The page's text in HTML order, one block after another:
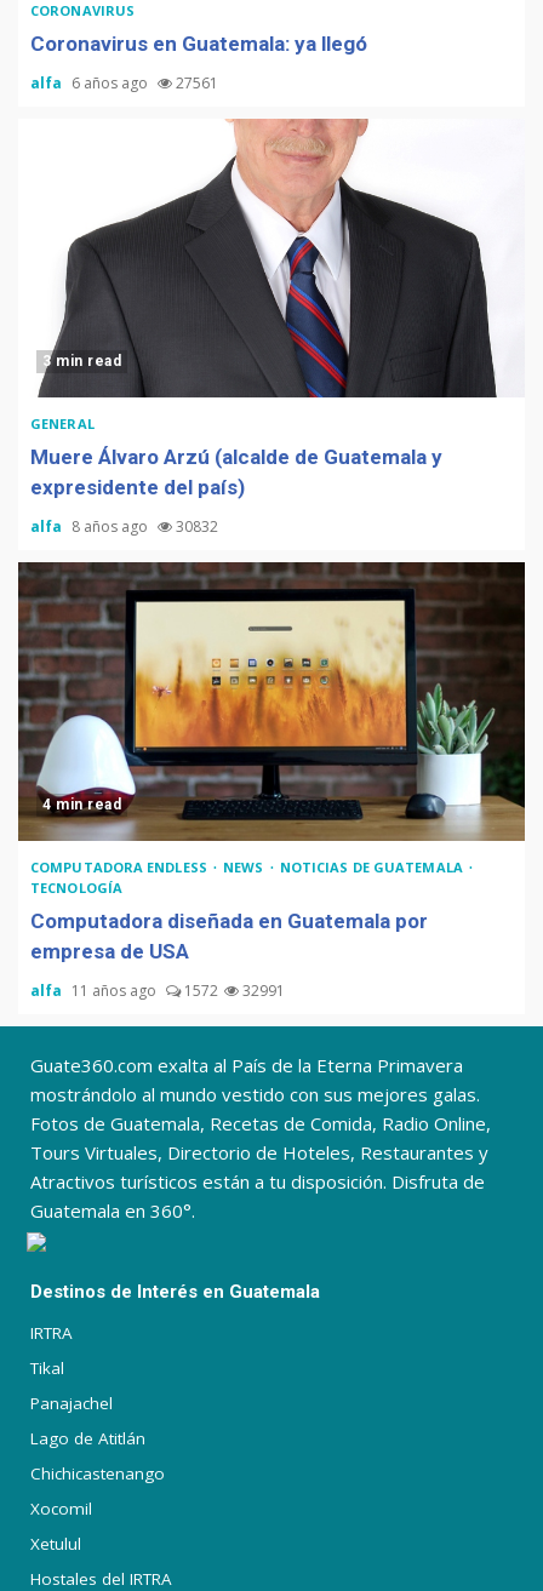
CORONAVIRUS
Coronavirus en Guatemala: ya llegó
alfa 6 años ago 27561
3 min read
GENERAL
Muere Álvaro Arzú (alcalde de Guatemala y
expresidente del país)
alfa 8 años ago 30832
4 min read
COMPUTADORA ENDLESS NEWS
NOTICIAS DE GUATEMALA
TECNOLOGÍA
Computadora diseñada en Guatemala por
empresa de USA
alfa 11 años ago 1572 32991
Guate360.com exalta al País de la Eterna Primavera
mostrándolo al mundo vestido con sus mejores galas.
Fotos de Guatemala, Recetas de Comida, Radio Online,
Tours Virtuales, Directorio de Hoteles, Restaurantes y
Atractivos turísticos están a tu disposición. Disfruta de
Guatemala en 360°.
Destinos de Interés en Guatemala
IRTRA
Tikal
Panajachel
Lago de Atitlán
Chichicastenango
Xocomil
Xetulul
Hostales del IRTRA